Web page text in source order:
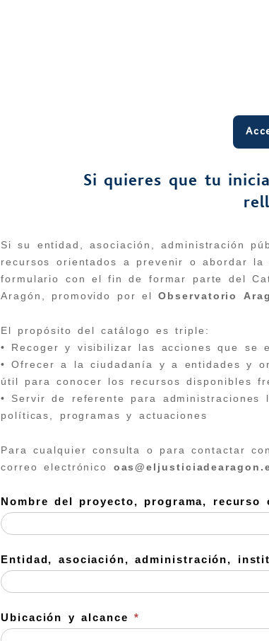
Si quieres que tu
Si su entidad, asociación, administración
recursos orientados a prevenir o abordar
formulario con el fin de formar parte del
Aragón, promovido por elObservatorio
El propósito del catálogo es triple:
• Recoger y visibilizar las acciones que se
• Ofrecer a la ciudadanía y a entidades y
útil para conocer los recursos disponibles
• Servir de referente para
políticas, programas y actuaciones
Para cualquier consulta o para contactar
correo electrónico
Nombre del proyecto, programa,
Entidad, asociación, administración,
Ubicación y alcance*